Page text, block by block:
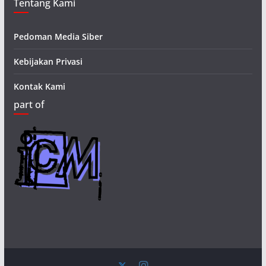
Tentang Kami
Pedoman Media Siber
Kebijakan Privasi
Kontak Kami
part of